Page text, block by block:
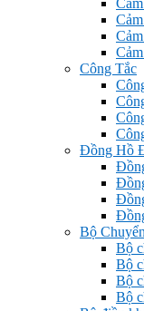
Công Tắc
Đồng Hồ
Bộ
Bộ
Bộ
Bộ
Bộ